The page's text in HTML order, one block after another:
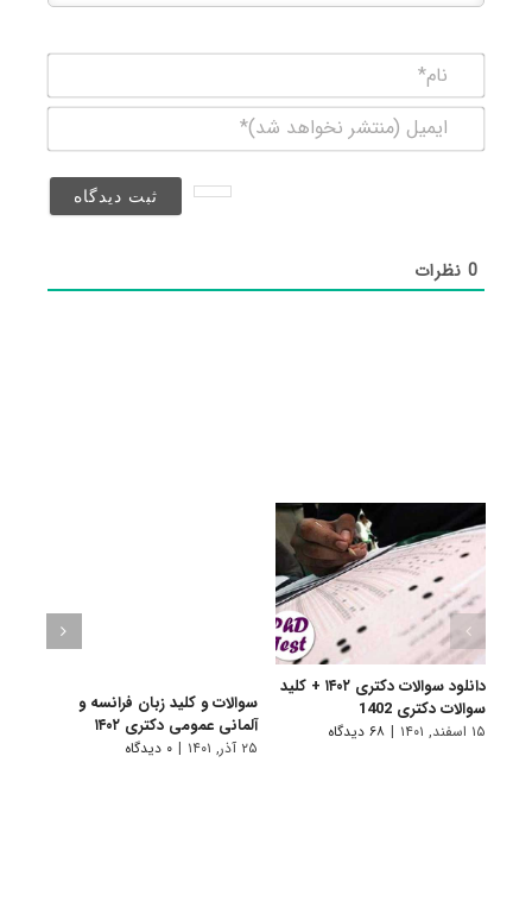
(منتشر
0نظرات
دانلود سوالات دکتری ۱۴۰۲ + کلید
سوالات دکتری 1402
۱۵ اسفند, ۱۴۰۱ | ۶۸ دیدگاه
سوالات و کلید زبان فرانسه و
آلمانی عمومی دکتری ۱۴۰۲
۲۵ آذر, ۱۴۰۱ | ۰ دیدگاه